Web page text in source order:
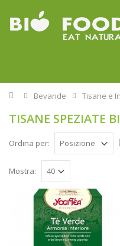
Home
Bevande Tisane e
TISANE SPEZIATE
Ordina per:
Mostra: